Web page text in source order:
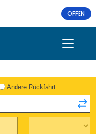
OFFEN
Andere Rückfahrt